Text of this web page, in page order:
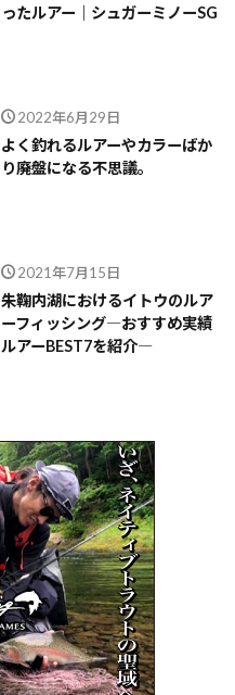
ったルアー｜シュガーミノーSG
2022年6月29日
よく釣れるルアーやカラーばか
り廃盤になる不思議。
2021年7月15日
朱鞠内湖におけるイトウのルア
ーフィッシング―おすすめ実績
ルアーBEST7を紹介―